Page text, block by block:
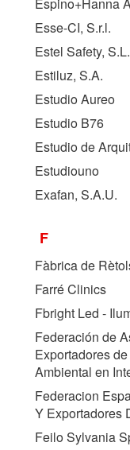
Esse-CI, S.r.l.
Estel Safety, S.L.
Estiluz, S.A.
Estudio Aureo
Estudio B76
Estudio de
Estudiouno
Exafan, S.A.U.
F
Fàbrica de
Farré Clinics
Fbright Led -
Federación de
Exportadores
Ambiental en
Federacion
Y Exportadores
Feilo Sylvania